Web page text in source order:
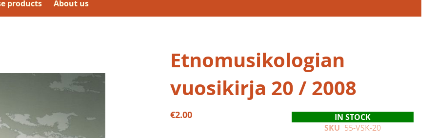
products About us
Etnomusikologian
vuosikirja 20 / 2008
€2.00
IN STOCK
SKU 55-VSK-20